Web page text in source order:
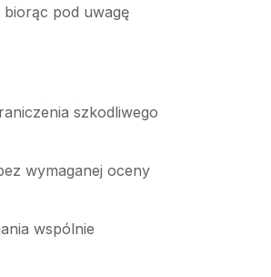
pod uwagę
szkodliwego
wymaganej oceny
wspólnie